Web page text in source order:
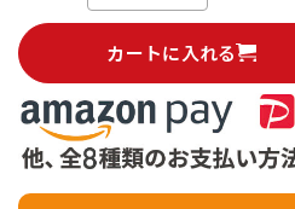
カートに入れる